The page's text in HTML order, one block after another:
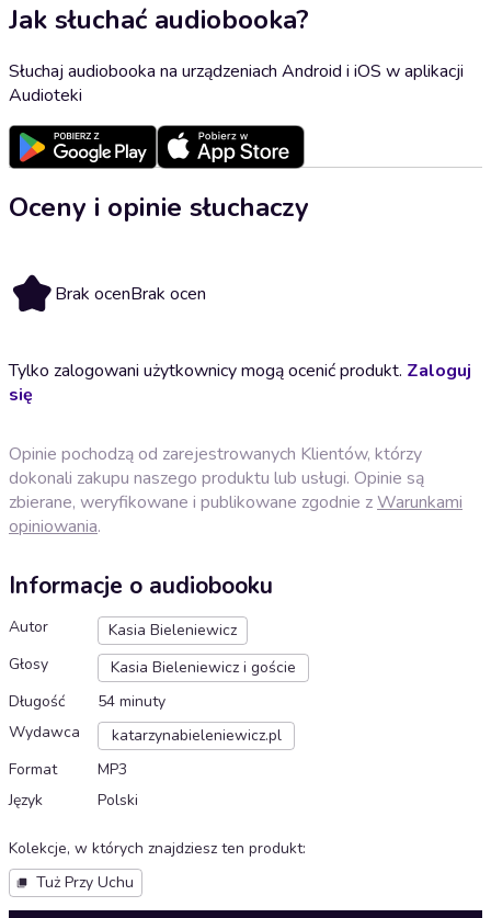
Jak słuchać audiobooka?
Słuchaj audiobooka na urządzeniach Android i iOS w aplikacji
Audioteki
Oceny i opinie słuchaczy
Brak ocenBrak ocen
Tylko zalogowani użytkownicy mogą ocenić produkt. Zaloguj
się
Opinie pochodzą od zarejestrowanych Klientów, którzy
dokonali zakupu naszego produktu lub usługi. Opinie są
zbierane, weryfikowane i publikowane zgodnie zWarunkami
opiniowania.
Informacje o audiobooku
Autor
Kasia Bieleniewicz
Głosy
Kasia Bieleniewicz i goście
Długość
54 minuty
Wydawca
katarzynabieleniewicz.pl
Format
MP3
Język
Polski
Kolekcje, w których znajdziesz ten produkt:
Tuż Przy Uchu